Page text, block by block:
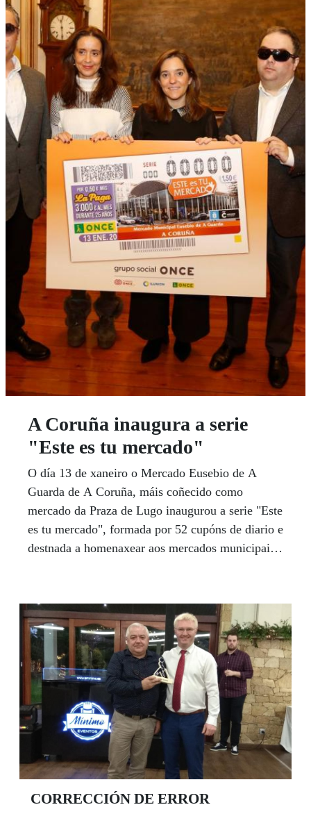
A Coruña inaugura a serie
"Este es tu mercado"
O día 13 de xaneiro o Mercado Eusebio de A
Guarda de A Coruña, máis coñecido como
mercado da Praza de Lugo inaugurou a serie "Este
es tu mercado", formada por 52 cupóns de diario e
destnada a homenaxear aos mercados municipais
testemuñas sempre do día a día dos cidadáns, dos
seus costumes e dos produtos típicos da
gastronomía de cada lugar.
CORRECCIÓN DE ERROR